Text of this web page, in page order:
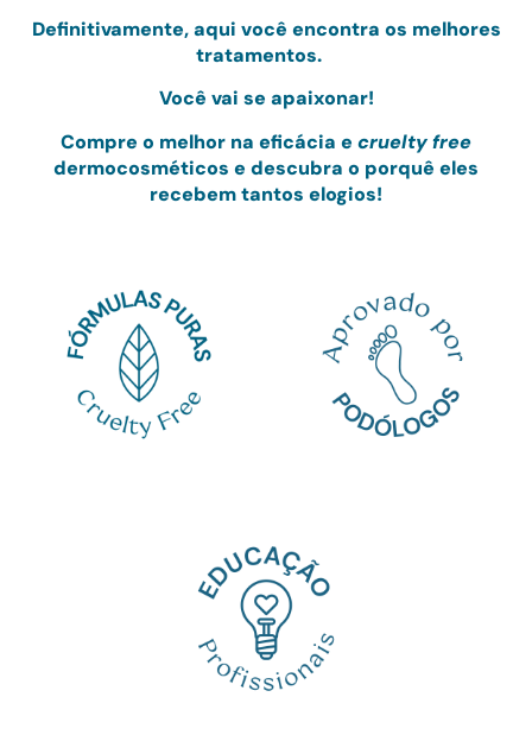
Definitivamente, aqui você encontra os melhores
tratamentos.
Você vai se apaixonar!
Compre o melhor na eficácia e cruelty free
dermocosméticos e descubra o porquê eles
recebem tantos elogios!